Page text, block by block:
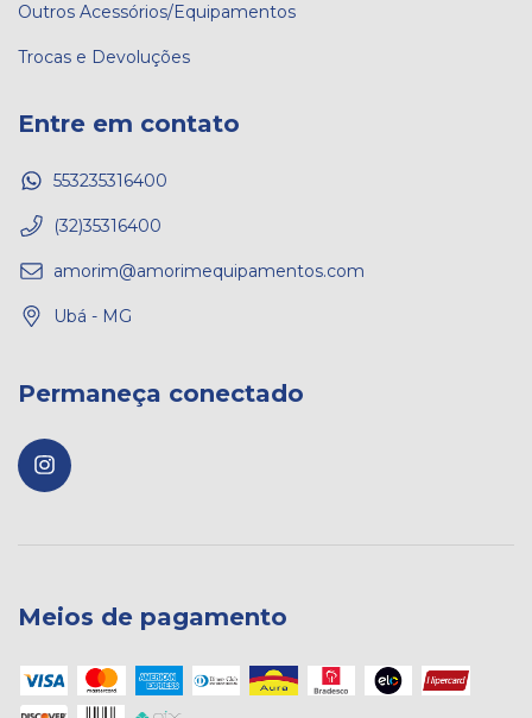
Outros Acessórios/Equipamentos
Trocas e Devoluções
Entre em contato
553235316400
(32)35316400
amorim@amorimequipamentos.com
Ubá - MG
Permaneça conectado
Meios de pagamento